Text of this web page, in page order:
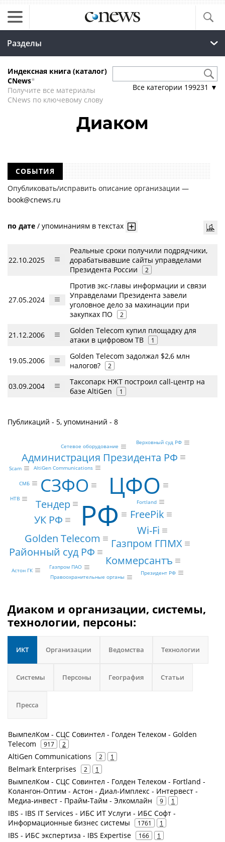
Разделы
Индексная книга (каталог)
CNews*
Получите все материалы
CNews по ключевому слову
Все категории 199231 ▼
Диаком
СОБЫТИЯ
Опубликовать/исправить описание организации —
book@cnews.ru
по дате / упоминаниям в текстах
22.10.2025
Реальные сроки получили подрядчики,
дорабатывавшие сайты управделами
Президента России
2
27.05.2024
Против экс-главы информации и связи
Управделами Президента завели
уголовное дело за махинации при
закупках ПО
2
21.12.2006
Golden Telecom купил площадку для
атаки в цифровом ТВ
1
19.05.2006
Golden Telecom задолжал $2,6 млн
налогов?
2
03.09.2004
Таксопарк НЖТ построил call-центр на
базе AltiGen
1
Публикаций - 5, упоминаний - 8
РФ
ЦФО
СЗФО
Golden Telecom Газпром ГПМХ
Районный суд РФ
Администрация Президента РФ
Wi-Fi
FreePik
Тендер
УК РФ
Коммерсантъ
AltiGen Communications
Fortland
Астон ГК
Газпром ПАО
Правоохранительные органы
Президент РФ
Верховный суд РФ
Сетевое оборудование
Scam
СМБ
НТВ
Диаком и организации, системы,
технологии, персоны:
ИКТ Организации Ведомства Технологии
Системы Персоны География Статьи
Пресса
ВымпелКом - СЦС Совинтел - Голден Телеком - Golden
Telecom
917 2
AltiGen Communications 2 1
Belmark Enterprises 2 1
ВымпелКом - СЦС Совинтел - Голден Телеком - Fortland -
Колангон-Оптим - Астон - Диал-Имплекс - Интервест -
Медиа-инвест - Прайм-Тайм - Элкомлайн
9 1
IBS - IBS IT Services - ИБС ИТ Услуги - ИБС Софт -
Информационные бизнес системы
1761 1
IBS - ИБС экспертиза - IBS Expertise 166 1